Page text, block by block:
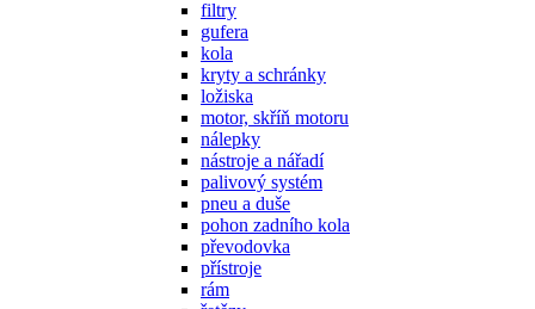
filtry
gufera
kola
kryty a schránky
ložiska
motor, skříň motoru
nálepky
nástroje a nářadí
palivový systém
pneu a duše
pohon zadního kola
převodovka
přístroje
rám